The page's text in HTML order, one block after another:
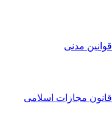
قوانین مدنی
قانون مجازات اسلامی